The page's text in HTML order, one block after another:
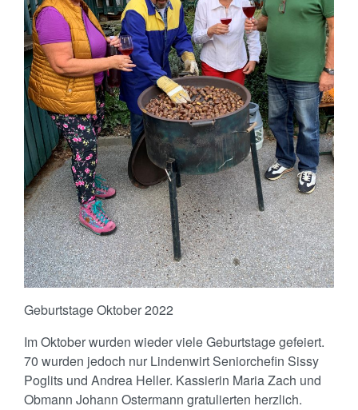
Geburtstage Oktober 2022
Im Oktober wurden wieder viele Geburtstage gefeiert.
70 wurden jedoch nur Lindenwirt Seniorchefin Sissy
Poglits und Andrea Heller. Kassierin Maria Zach und
Obmann Johann Ostermann gratulierten herzlich.